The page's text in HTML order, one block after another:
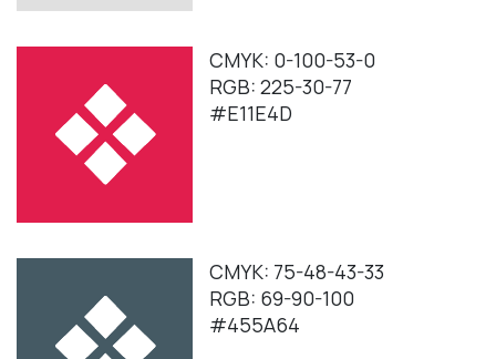
CMYK: 0-100-53-0
RGB: 225-30-77
#E11E4D
CMYK: 75-48-43-33
RGB: 69-90-100
#455A64